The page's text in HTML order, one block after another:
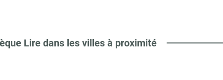
Lire dans les villes à proximité